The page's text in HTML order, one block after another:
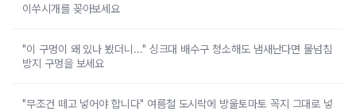
이쑤시개를 꽂아보세요
"이 구멍이 왜 있나 봤더니..." 싱크대 배수구 청소해도 냄새난다면 물넘침
방지 구멍을 보세요
"무조건 떼고 넣어야 합니다" 여름철 도시락에 방울토마토 꼭지 그대로 넣